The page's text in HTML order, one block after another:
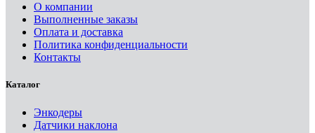
О компании
Выполненные заказы
Оплата и доставка
Политика конфиденциальности
Контакты
Каталог
Энкодеры
Датчики наклона